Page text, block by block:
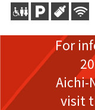
For
Aichi-
visit